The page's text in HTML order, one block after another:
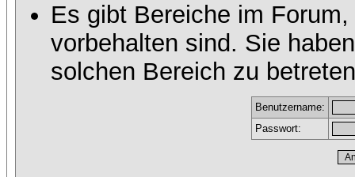
Es gibt Bereiche im
vorbehalten sind. Sie
solchen Bereich zu
Benutzername:
Passwort: